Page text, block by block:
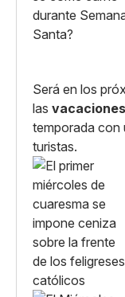
Será en los
las
temporada con
turistas.